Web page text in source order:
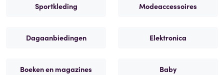
Sportkleding Modeaccessoires
Dagaanbiedingen Elektronica
Boeken en magazines Baby